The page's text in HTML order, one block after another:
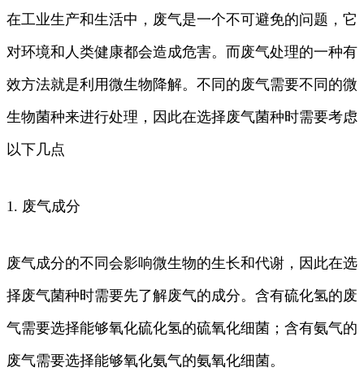
在工业生产和生活中，废气是一个不可避免的问题，它
对环境和人类健康都会造成危害。而废气处理的一种有
效方法就是利用微生物降解。不同的废气需要不同的微
生物菌种来进行处理，因此在选择废气菌种时需要考虑
以下几点
1. 废气成分
废气成分的不同会影响微生物的生长和代谢，因此在选
择废气菌种时需要先了解废气的成分。含有硫化氢的废
气需要选择能够氧化硫化氢的硫氧化细菌；含有氨气的
废气需要选择能够氧化氨气的氨氧化细菌。